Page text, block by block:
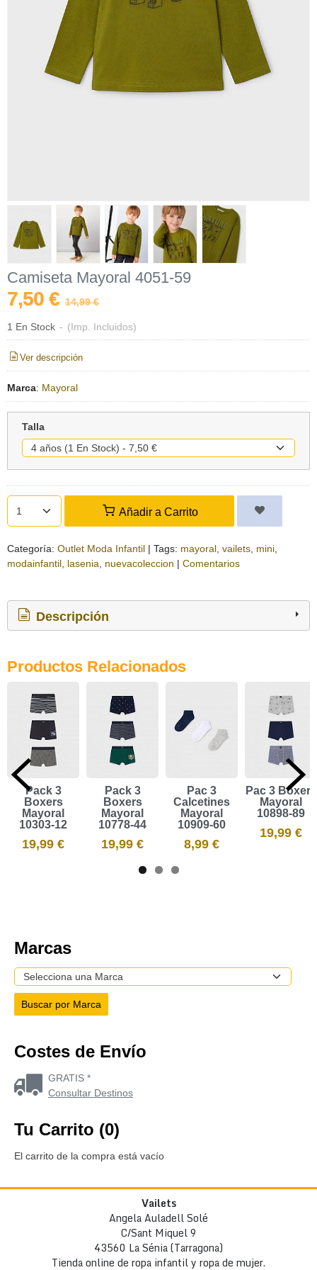
Camiseta Mayoral 4051-59
7,50 € 14,99 €
1 En Stock - (Imp. Incluidos)
Ver descripción
Marca: Mayoral
Talla
Añadir a Carrito
Categoría: Outlet Moda Infantil | Tags: mayoral vailets mini
modainfantil lasenia nuevacoleccion | Comentarios
Descripción
Productos Relacionados
Pack 3
Boxers
Mayoral
10303-12
19,99 €
Pack 3
Boxers
Mayoral
10778-44
19,99 €
Pac 3
Calcetines
Mayoral
10909-60
8,99 €
Pac 3 Bóxers
Mayoral
10898-89
19,99 €
Marcas
Costes de Envío
GRATIS *
Consultar Destinos
Tu Carrito (0)
El carrito de la compra está vacío
Vailets
Angela Auladell Solé
C/Sant Miquel 9
43560 La Sénia (Tarragona)
Tienda online de ropa infantil y ropa de mujer.